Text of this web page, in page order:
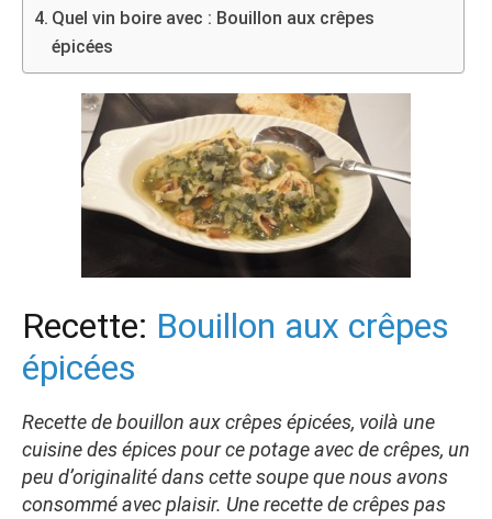
Quel vin boire avec : Bouillon aux crêpes
épicées
Recette: Bouillon aux crêpes
épicées
Recette de bouillon aux crêpes épicées, voilà une
cuisine des épices pour ce potage avec de crêpes, un
peu d’originalité dans cette soupe que nous avons
consommé avec plaisir. Une recette de crêpes pas